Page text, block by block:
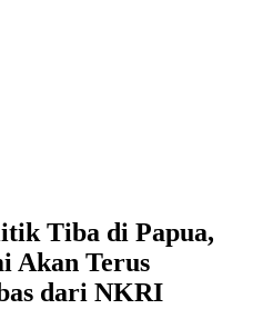
Tiba di Papua,
Akan Terus
dari NKRI